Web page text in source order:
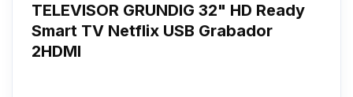
TELEVISOR GRUNDIG 32" HD Ready
Smart TV Netflix USB Grabador
2HDMI